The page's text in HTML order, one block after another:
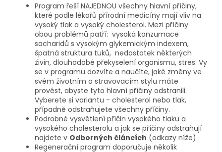
Program řeší NAJEDNOU všechny hlavní příčiny,
které podle lékařů přírodní medicíny mají vliv na
vysoký tlak a vysoký cholesterol. Mezi příčiny
obou problémů patří: vysoká konzumace
sacharidů s vysokým glykemickým indexem,
špatná struktura tuků, nedostatek některých
živin, dlouhodobé překyselení organismu, stres. Vy
se v programu dozvíte a naučíte, jaké změny ve
svém životním a stravovacím stylu máte
provést, abyste tyto hlavní příčiny odstranili.
Vyberete si variantu - cholesterol nebo tlak,
případně odstraňujete všechny příčiny.
Podrobné vysvětlení příčin vysokého tlaku a
vysokého cholesterolu a jak se příčiny odstraňují
najdete v Odborných článcích (odkazy níže)
Regenerační program doporučuje několik